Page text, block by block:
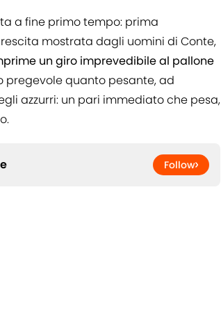
a fine primo tempo: prima
mostrata dagli uomini di Conte,
un giro imprevedibile al pallone
pregevole quanto pesante, ad
azzurri: un pari immediato che pesa,
Follow